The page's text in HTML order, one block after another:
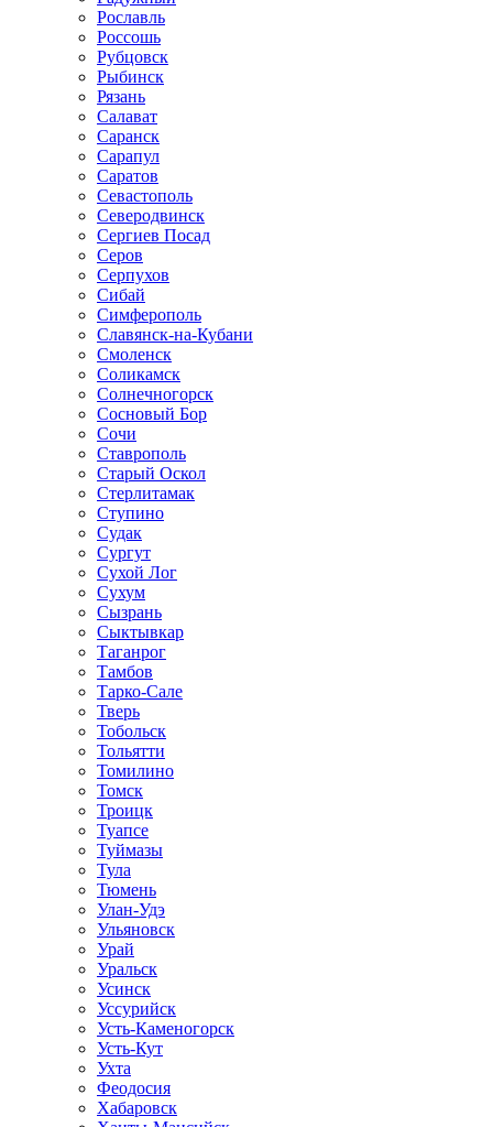
Рославль
Россошь
Рубцовск
Рыбинск
Рязань
Салават
Саранск
Сарапул
Саратов
Севастополь
Северодвинск
Сергиев Посад
Серов
Серпухов
Сибай
Симферополь
Славянск-на-Кубани
Смоленск
Соликамск
Солнечногорск
Сосновый Бор
Сочи
Ставрополь
Старый Оскол
Стерлитамак
Ступино
Судак
Сургут
Сухой Лог
Сухум
Сызрань
Сыктывкар
Таганрог
Тамбов
Тарко-Сале
Тверь
Тобольск
Тольятти
Томилино
Томск
Троицк
Туапсе
Туймазы
Тула
Тюмень
Улан-Удэ
Ульяновск
Урай
Уральск
Усинск
Уссурийск
Усть-Каменогорск
Усть-Кут
Ухта
Феодосия
Хабаровск